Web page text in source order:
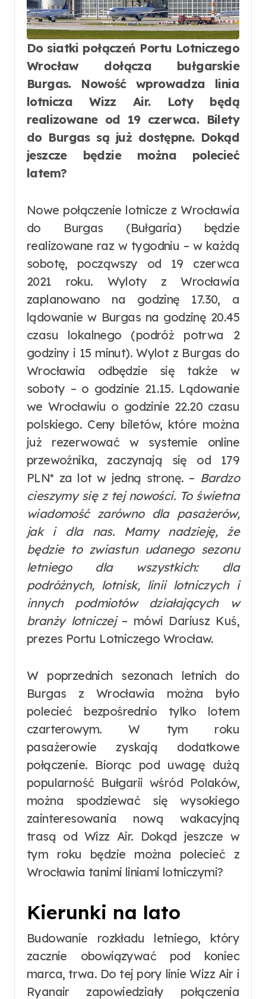
Do siatki połączeń Portu Lotniczego
Wrocław dołącza bułgarskie
Burgas. Nowość wprowadza linia
lotnicza Wizz Air. Loty będą
realizowane od 19 czerwca. Bilety
do Burgas są już dostępne. Dokąd
jeszcze będzie można polecieć
latem?
Nowe połączenie lotnicze z Wrocławia
do Burgas (Bułgaria) będzie
realizowane raz w tygodniu – w każdą
sobotę, począwszy od 19 czerwca
2021 roku. Wyloty z Wrocławia
zaplanowano na godzinę 17.30, a
lądowanie w Burgas na godzinę 20.45
czasu lokalnego (podróż potrwa 2
godziny i 15 minut). Wylot z Burgas do
Wrocławia odbędzie się także w
soboty – o godzinie 21.15. Lądowanie
we Wrocławiu o godzinie 22.20 czasu
polskiego. Ceny biletów, które można
już rezerwować w systemie online
przewoźnika, zaczynają się od 179
PLN* za lot w jedną stronę. – Bardzo
cieszymy się z tej nowości. To świetna
wiadomość zarówno dla pasażerów,
jak i dla nas. Mamy nadzieję, że
będzie to zwiastun udanego sezonu
letniego dla wszystkich: dla
podróżnych, lotnisk, linii lotniczych i
innych podmiotów działających w
branży lotniczej– mówi Dariusz Kuś,
prezes Portu Lotniczego Wrocław.
W poprzednich sezonach letnich do
Burgas z Wrocławia można było
polecieć bezpośrednio tylko lotem
czarterowym. W tym roku
pasażerowie zyskają dodatkowe
połączenie. Biorąc pod uwagę dużą
popularność Bułgarii wśród Polaków,
można spodziewać się wysokiego
zainteresowania nową wakacyjną
trasą od Wizz Air. Dokąd jeszcze w
tym roku będzie można polecieć z
Wrocławia tanimi liniami lotniczymi?
Kierunki na lato
Budowanie rozkładu letniego, który
zacznie obowiązywać pod koniec
marca, trwa. Do tej pory linie Wizz Air i
Ryanair zapowiedziały połączenia